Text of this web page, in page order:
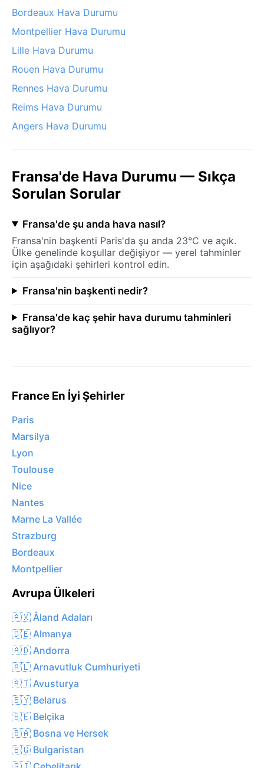
Bordeaux Hava Durumu
Montpellier Hava Durumu
Lille Hava Durumu
Rouen Hava Durumu
Rennes Hava Durumu
Reims Hava Durumu
Angers Hava Durumu
Fransa'de Hava Durumu — Sıkça
Sorulan Sorular
Fransa'de şu anda hava nasıl?
Fransa'nin başkenti Paris'da şu anda 23°C ve açık.
Ülke genelinde koşullar değişiyor — yerel tahminler
için aşağıdaki şehirleri kontrol edin.
Fransa'nin başkenti nedir?
Fransa'de kaç şehir hava durumu tahminleri
sağlıyor?
France En İyi Şehirler
Paris
Marsilya
Lyon
Toulouse
Nice
Nantes
Marne La Vallée
Strazburg
Bordeaux
Montpellier
Avrupa Ülkeleri
🇦🇽 Åland Adaları
🇩🇪 Almanya
🇦🇩 Andorra
🇦🇱 Arnavutluk Cumhuriyeti
🇦🇹 Avusturya
🇧🇾 Belarus
🇧🇪 Belçika
🇧🇦 Bosna ve Hersek
🇧🇬 Bulgaristan